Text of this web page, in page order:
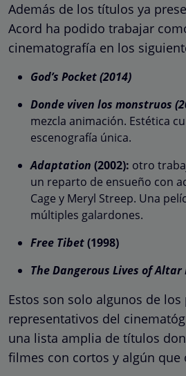
Además de los títulos ya
Acord ha podido trabajar
cinematografía en los
God’s Pocket (2014)
Donde viven los monstruos
mezcla animación. Estética
escenografía única.
Adaptation (2002): otro
un reparto de ensueño con
Cage y Meryl Streep. Una
múltiples galardones.
Free Tibet(1998)
The Dangerous Lives of Altar
Estos son solo algunos de
representativos del
una lista amplia de títulos
filmes con cortos y algún